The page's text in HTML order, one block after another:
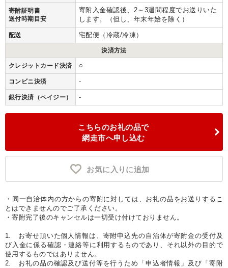
寄附証明書
送付時期目安
寄附入金確認後、2～3週間程度でお送りいた
します。（但し、年末年始を除く）
配送 宅配便（冷蔵/冷凍）
決済方法
クレジットカード決済 ○
コンビニ決済 -
銀行決済（ペイジー） -
こちらのお礼の品で
網走市へ申し込む
お気に入りに追加
・同一自治体内の方からの寄附に対しては、お礼の品をお送りするこ
とはできませんのでご了承ください。
・寄附完了後のキャンセルは一切受け付けておりません。
1. お寄せ頂いた個人情報は、寄附申込先の自治体が寄附金の受付及
び入金に係る確認・連絡等に利用するものであり、それ以外の目的で
使用するものではありません。
2. お礼の品の確認及び送付等を行うため「申込者情報」及び「寄附